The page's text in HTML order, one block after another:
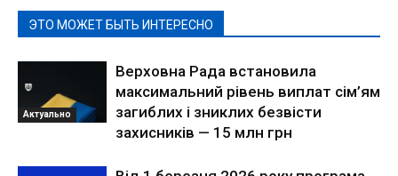
ЭТО МОЖЕТ БЫТЬ ИНТЕРЕСНО
Актуально
Верховна Рада встановила
максимальний рівень виплат сім’ям
загиблих і зниклих безвісти
захисників — 15 млн грн